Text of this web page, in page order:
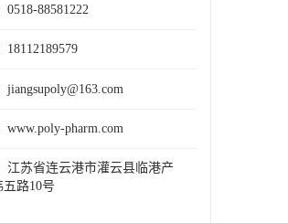
0518-88581222
18112189579
jiangsupoly@163.com
www.poly-pharm.com
江苏省连云港市灌云县临港产
五路10号